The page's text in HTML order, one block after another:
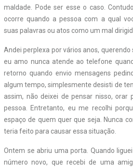
maldade. Pode ser esse o caso.
ocorre quando a pessoa com a qual
suas palavras ou atos como um mal
Andei perplexa por vários anos,
eu amo nunca atende ao telefone
retorno quando envio mensagens
algum tempo, simplesmente desisti de
assim, não deixei de pensar nisso, orar
pessoa. Entretanto, eu me recolhi
espaço de quem quer que seja. Nunca
teria feito para causar essa situação.
Ontem se abriu uma porta. Quando
número novo, que recebi de uma